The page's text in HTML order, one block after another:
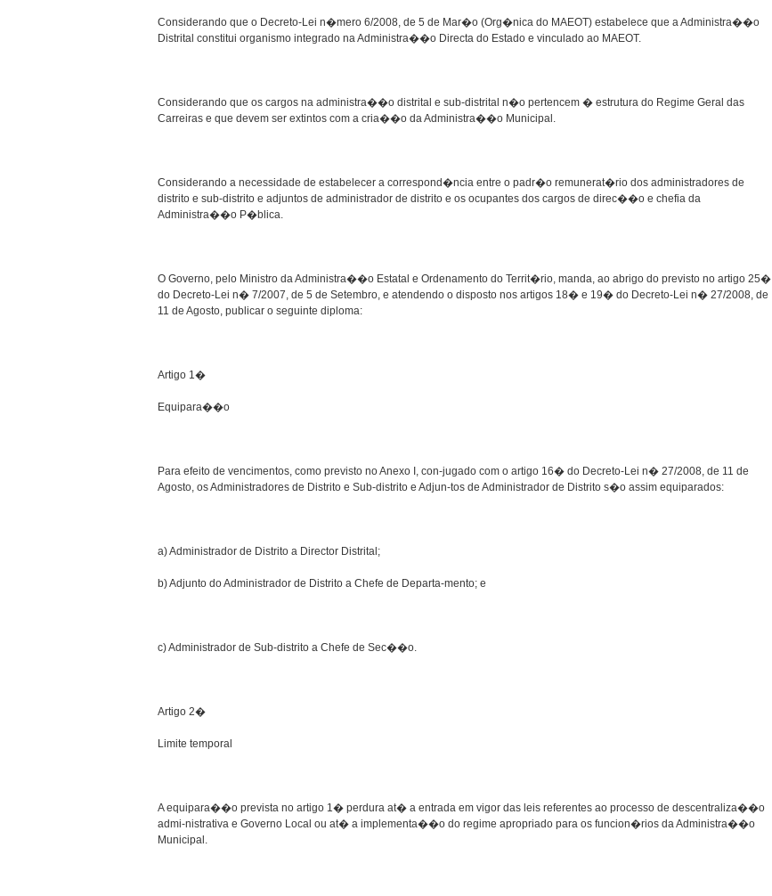
Considerando que o Decreto-Lei n�mero 6/2008, de 5 de Mar�o (Org�nica do MAEOT) estabelece que a Administra��o
Distrital constitui organismo integrado na Administra��o Directa do Estado e vinculado ao MAEOT.
Considerando que os cargos na administra��o distrital e sub-distrital n�o pertencem � estrutura do Regime Geral das
Carreiras e que devem ser extintos com a cria��o da Administra��o Municipal.
Considerando a necessidade de estabelecer a correspond�ncia entre o padr�o remunerat�rio dos administradores de
distrito e sub-distrito e adjuntos de administrador de distrito e os ocupantes dos cargos de direc��o e chefia da
Administra��o P�blica.
O Governo, pelo Ministro da Administra��o Estatal e Ordenamento do Territ�rio, manda, ao abrigo do previsto no artigo 25�
do Decreto-Lei n� 7/2007, de 5 de Setembro, e atendendo o disposto nos artigos 18� e 19� do Decreto-Lei n� 27/2008, de
11 de Agosto, publicar o seguinte diploma:
Artigo 1�
Equipara��o
Para efeito de vencimentos, como previsto no Anexo I, con-jugado com o artigo 16� do Decreto-Lei n� 27/2008, de 11 de
Agosto, os Administradores de Distrito e Sub-distrito e Adjun-tos de Administrador de Distrito s�o assim equiparados:
a) Administrador de Distrito a Director Distrital;
b) Adjunto do Administrador de Distrito a Chefe de Departa-mento; e
c) Administrador de Sub-distrito a Chefe de Sec��o.
Artigo 2�
Limite temporal
A equipara��o prevista no artigo 1� perdura at� a entrada em vigor das leis referentes ao processo de descentraliza��o
admi-nistrativa e Governo Local ou at� a implementa��o do regime apropriado para os funcion�rios da Administra��o
Municipal.